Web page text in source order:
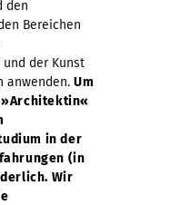
den
Bereichen
der Kunst
anwenden. Um
in der
(in
Wir